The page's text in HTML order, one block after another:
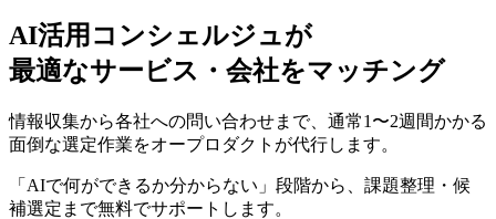
AI活用コンシェルジュが
最適なサービス・会社をマッチング
情報収集から各社への問い合わせまで、通常1〜2週間かかる
面倒な選定作業をオープロダクトが代行します。
「AIで何ができるか分からない」段階から、課題整理・候
補選定まで無料でサポートします。